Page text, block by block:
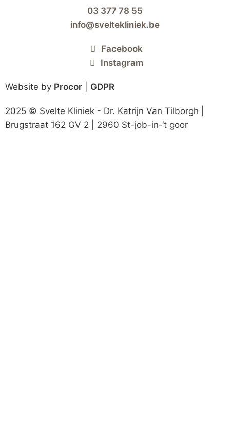
03 377 78 55
info@sveltekliniek.be
Facebook
Instagram
Website by Procor GDPR
2025 © Svelte Kliniek - Dr. Katrijn Van Tilborgh |
Brugstraat 162 GV 2 | 2960 St-job-in-‘t goor